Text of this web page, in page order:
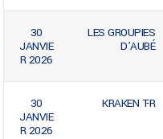
30
JANVIE
R 2026
LES GROUPIES
D’AUBÉ
30
JANVIE
R 2026
KRAKEN T-R